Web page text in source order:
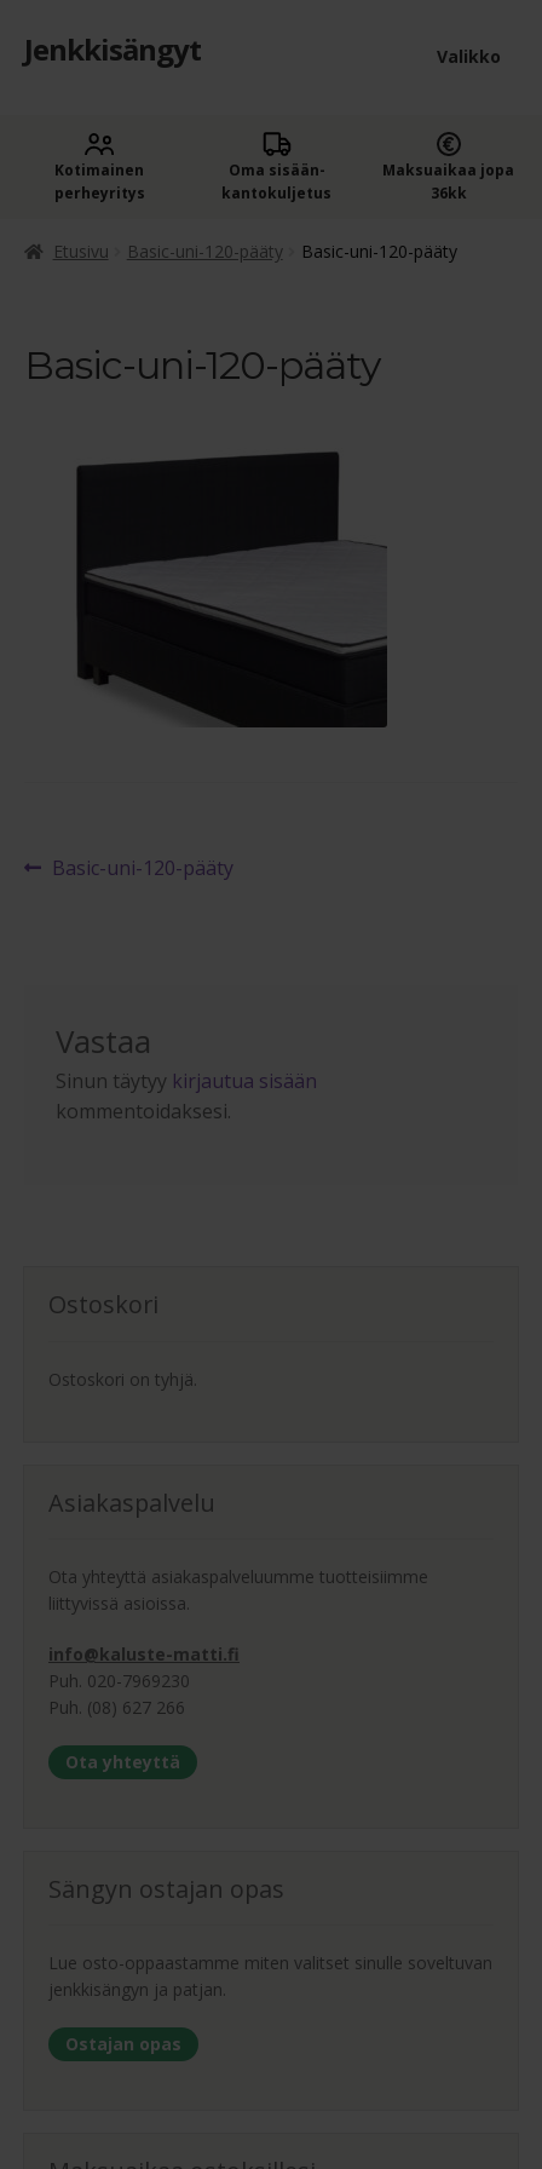
Siirry
navigointiin
Siirry
sisältöön
Jenkkisängyt Valikko
Jenkkisängyt
Oheistuotteet
Kassa
Maksuehdot
Kotimainen
perheyritys
Oma sisään­
kantokuljetus
Maksuaikaa jopa
36kk
Etusivu Basic-uni-120-pääty Basic-uni-120-pääty
Basic-uni-120-pääty
Artikkelien
Edellinen
Basic-uni-120-pääty
Vastaa
Sinun täytyy kirjautua sisään
kommentoidaksesi.
Ostoskori
Ostoskori on tyhjä.
Asiakaspalvelu
Ota yhteyttä asiakaspalveluumme tuotteisiimme
liittyvissä asioissa.
info@kaluste-matti.fi
Puh. 020-7969230
Puh. (08) 627 266
Ota yhteyttä
Sängyn ostajan opas
Lue osto-oppaastamme miten valitset sinulle soveltuvan
jenkkisängyn ja patjan.
Ostajan opas